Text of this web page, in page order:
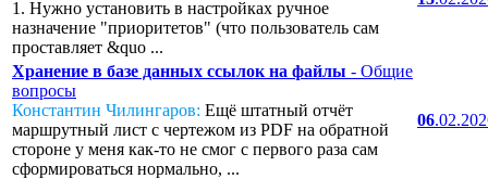
1. Нужно установить в настройках ручное
назначение "приоритетов" (что пользователь сам
проставляет &quo ...
Хранение в базе данных ссылок на файлы - Общие
вопросы
Константин Чилингаров: Ещё штатный отчёт
маршрутный лист с чертежом из PDF на обратной
стороне у меня как-то не смог с первого раза сам
сформироваться нормально, ...
06